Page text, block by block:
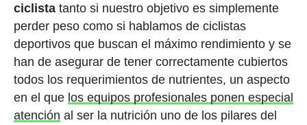
ciclistatanto si nuestro objetivo es simplemente
perder peso como si hablamos de ciclistas
deportivos que buscan el máximo rendimiento y se
han de asegurar de tener correctamente cubiertos
todos los requerimientos de nutrientes, un aspecto
en el que los equipos profesionales ponen especial
atención al ser la nutrición uno de los pilares del